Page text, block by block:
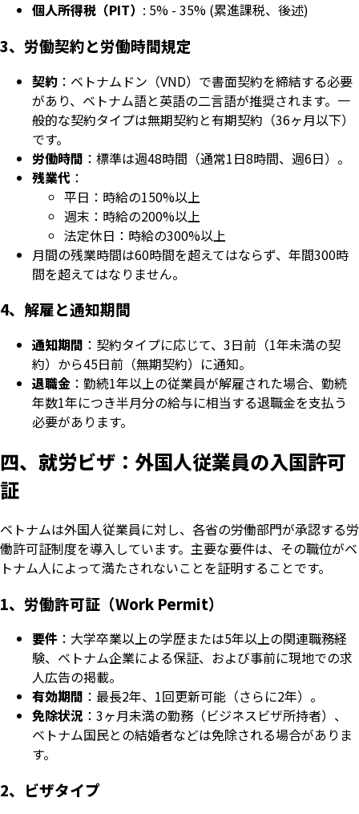
個人所得税（PIT） : 5% - 35% (累進課税、後述)
3、労働契約と労働時間規定
契約 ：ベトナムドン（VND）で書面契約を締結する必要
があり、ベトナム語と英語の二言語が推奨されます。一
般的な契約タイプは無期契約と有期契約（36ヶ月以下）
です。
労働時間 ：標準は週48時間（通常1日8時間、週6日）。
残業代 ：
平日：時給の150%以上
週末：時給の200%以上
法定休日：時給の300%以上
月間の残業時間は60時間を超えてはならず、年間300時
間を超えてはなりません。
4、解雇と通知期間
通知期間 ：契約タイプに応じて、3日前（1年未満の契
約）から45日前（無期契約）に通知。
退職金 ：勤続1年以上の従業員が解雇された場合、勤続
年数1年につき半月分の給与に相当する退職金を支払う
必要があります。
四、就労ビザ：外国人従業員の入国許可
証
ベトナムは外国人従業員に対し、各省の労働部門が承認する労
働許可証制度を導入しています。主要な要件は、その職位がベ
トナム人によって満たされないことを証明することです。
1、労働許可証（Work Permit）
要件 ：大学卒業以上の学歴または5年以上の関連職務経
験、ベトナム企業による保証、および事前に現地での求
人広告の掲載。
有効期間 ：最長2年、1回更新可能（さらに2年）。
免除状況 ：3ヶ月未満の勤務（ビジネスビザ所持者）、
ベトナム国民との結婚者などは免除される場合がありま
す。
2、ビザタイプ